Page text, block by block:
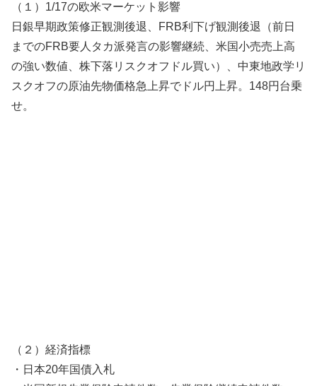
（１）1/17の欧米マーケット影響
日銀早期政策修正観測後退、FRB利下げ観測後退（前日
までのFRB要人タカ派発言の影響継続、米国小売売上高
の強い数値、株下落リスクオフドル買い）、中東地政学リ
スクオフの原油先物価格急上昇でドル円上昇。148円台乗
せ。
（２）経済指標
・日本20年国債入札